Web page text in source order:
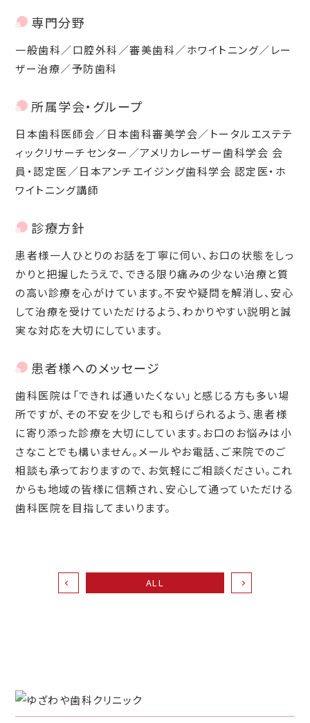
専門分野
一般歯科／口腔外科／審美歯科／ホワイトニング／レー
ザー治療／予防歯科
所属学会・グループ
日本歯科医師会／日本歯科審美学会／トータルエステテ
ィックリサーチセンター／アメリカレーザー歯科学会 会
員・認定医／日本アンチエイジング歯科学会 認定医・ホ
ワイトニング講師
診療方針
患者様一人ひとりのお話を丁寧に伺い、お口の状態をしっ
かりと把握したうえで、できる限り痛みの少ない治療と質
の高い診療を心がけています。不安や疑問を解消し、安心
して治療を受けていただけるよう、わかりやすい説明と誠
実な対応を大切にしています。
患者様へのメッセージ
歯科医院は「できれば通いたくない」と感じる方も多い場
所ですが、その不安を少しでも和らげられるよう、患者様
に寄り添った診療を大切にしています。お口のお悩みは小
さなことでも構いません。メールやお電話、ご来院でのご
相談も承っておりますので、お気軽にご相談ください。これ
からも地域の皆様に信頼され、安心して通っていただける
歯科医院を目指してまいります。
ALL